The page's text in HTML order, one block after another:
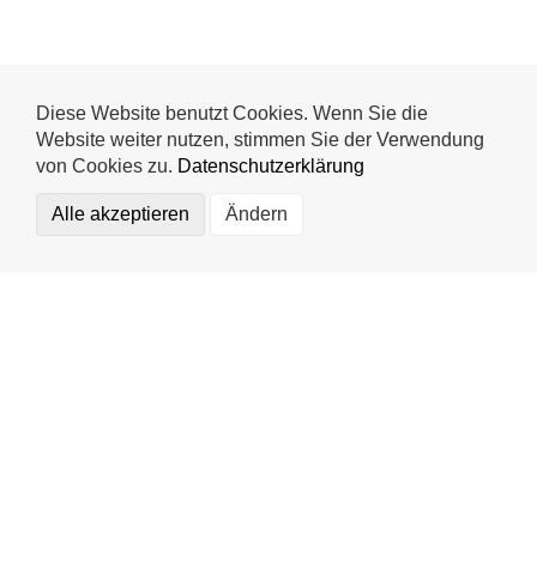
Diese Website benutzt Cookies. Wenn Sie die
Website weiter nutzen, stimmen Sie der Verwendung
von Cookies zu. Datenschutzerklärung
Alle akzeptieren
Ändern